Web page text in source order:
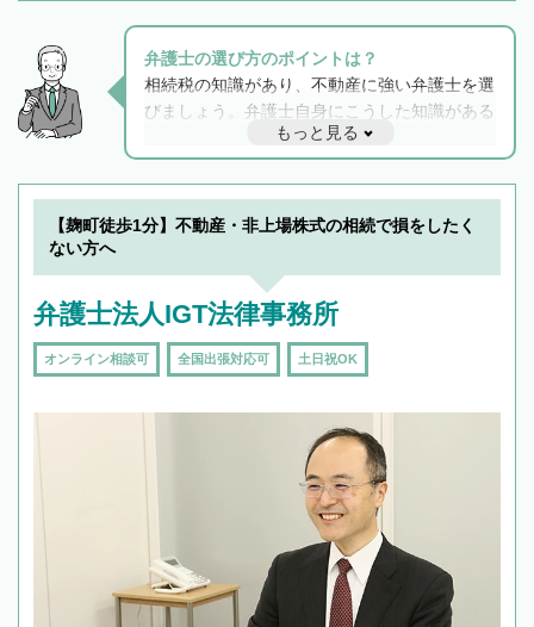
弁護士の選び方のポイントは？
相続税の知識があり、不動産に強い弁護士を選
びましょう。弁護士自身にこうした知識がある
と他士業との連携もスムーズに進み、トラブル
解決のみならず相続をトータルで任せることが
できます。また、相続は感情がからむ分野なの
でフィーリングも重要です。実際に電話や面談
で複数の弁護士と会話をしてウマが合う方に依
もっと見る
【麹町徒歩1分】不動産・非上場株式の相続で損をしたく
ない方へ
弁護士法人IGT法律事務所
オンライン相談可 全国出張対応可 土日祝OK